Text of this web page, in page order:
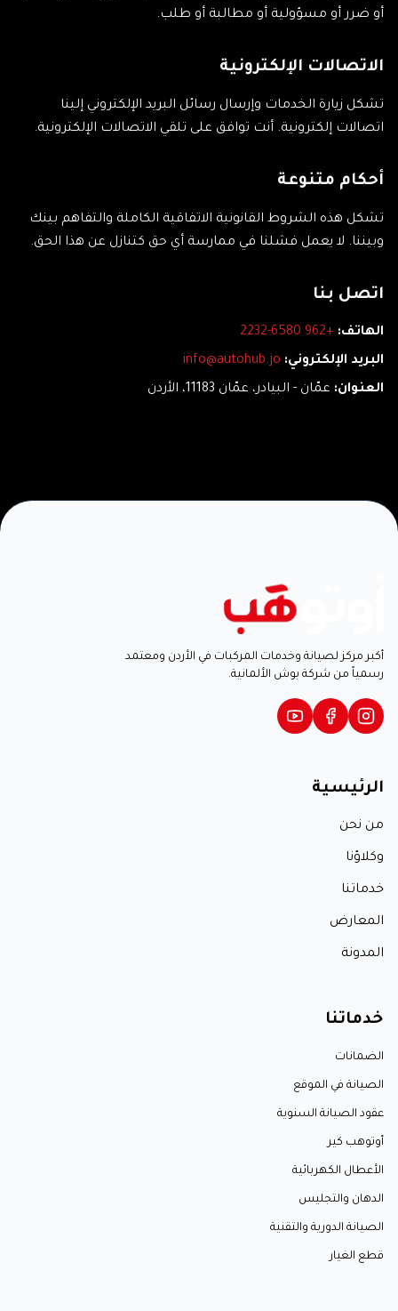
أو ضرر أو مسؤولية أو مطالبة أو طلب.
الاتصالات الإلكترونية
تشكل زيارة الخدمات وإرسال رسائل البريد الإلكتروني إلينا
اتصالات إلكترونية. أنت توافق على تلقي الاتصالات الإلكترونية.
أحكام متنوعة
تشكل هذه الشروط القانونية الاتفاقية الكاملة والتفاهم بينك
وبيننا. لا يعمل فشلنا في ممارسة أي حق كتنازل عن هذا الحق.
اتصل بنا
الهاتف: +962 6580-2232
البريد الإلكتروني: info@autohub.jo
العنوان: عمّان - البيادر، عمّان 11183، الأردن
أكبر مركز لصيانة وخدمات المركبات في الأردن ومعتمد
رسمياً من شركة بوش الألمانية.
الرئيسية
من نحن
وكلاؤنا
خدماتنا
المعارض
المدونة
خدماتنا
الضمانات
الصيانة في الموقع
عقود الصيانة السنوية
أوتوهب كير
الأعطال الكهربائية
الدهان والتجليس
الصيانة الدورية والتقنية
قطع الغيار